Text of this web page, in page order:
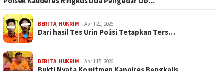
BERITA, HUKRIM April 21, 2026
Dari hasil Tes Urin Polisi Tetapkan Ters…
BERITA, HUKRIM April 15, 2026